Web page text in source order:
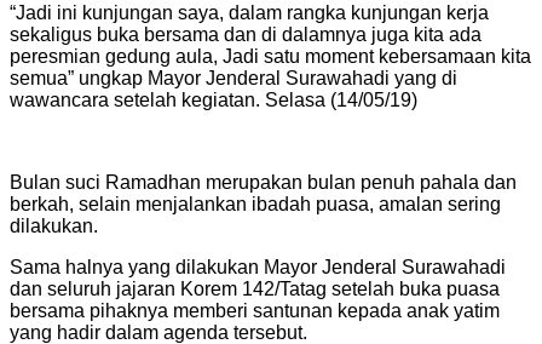
“Jadi ini kunjungan saya, dalam rangka kunjungan kerja
sekaligus buka bersama dan di dalamnya juga kita ada
peresmian gedung aula, Jadi satu moment kebersamaan kita
semua” ungkap Mayor Jenderal Surawahadi yang di
wawancara setelah kegiatan. Selasa (14/05/19)
Bulan suci Ramadhan merupakan bulan penuh pahala dan
berkah, selain menjalankan ibadah puasa, amalan sering
dilakukan.
Sama halnya yang dilakukan Mayor Jenderal Surawahadi
dan seluruh jajaran Korem 142/Tatag setelah buka puasa
bersama pihaknya memberi santunan kepada anak yatim
yang hadir dalam agenda tersebut.